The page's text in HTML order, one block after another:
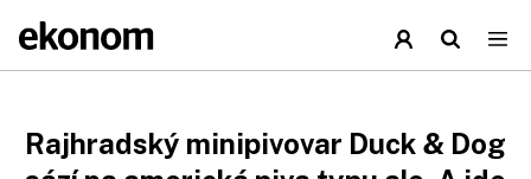
Rajhradský minipivovar Duck & Dog